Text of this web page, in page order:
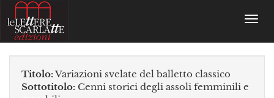
Titolo:Variazioni svelate del balletto classico
Sottotitolo: Cenni storici degli assoli femminili e